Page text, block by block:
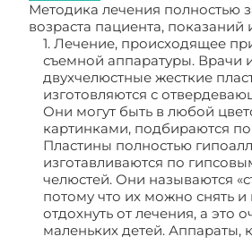
Методика лечения полностью
возраста пациента, показаний
1. Лечение, происходящее
съемной аппаратуры. Врачи
двухчелюстные жесткие
изготовляются с
Они могут быть в любой
картинками, подбираются по
Пластины полностью
изготавливаются по
челюстей. Они называются
потому что их можно снять и
отдохнуть от лечения, а это
маленьких детей. Аппараты,